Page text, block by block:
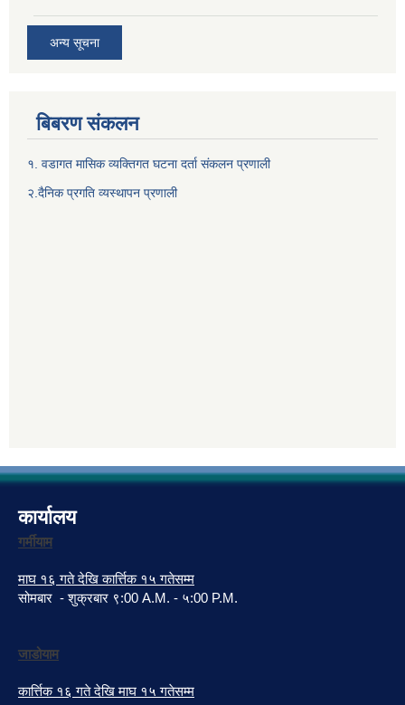
अन्य सूचना
बिबरण संकलन
१. वडागत मासिक व्यक्तिगत घटना दर्ता संकलन प्रणाली
२.दैनिक प्रगति व्यस्थापन प्रणाली
कार्यालय
गर्मीयाम
माघ १६ गते देखि कार्त्तिक १५ गतेसम्म
सोमबार - शुक्रबार ९:00 A.M. - ५:00 P.M.
जाडोयाम
कार्त्तिक १६ गते देखि माघ १५ गतेसम्म